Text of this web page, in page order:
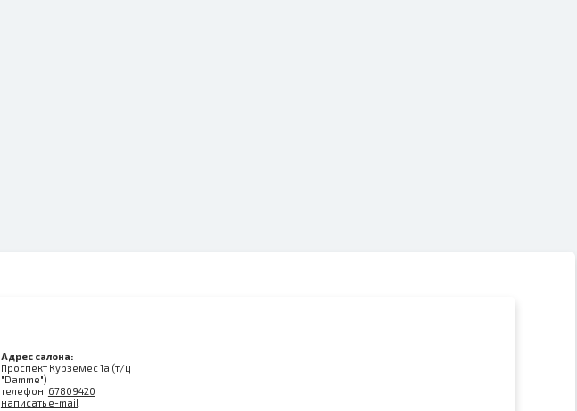
Адрес салона:
Проспект Курземес 1а (т/ц
"Damme")
телефон: 67809420
написать e-mail